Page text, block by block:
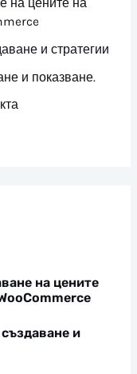
на цените на
и стратегии
и показване.
на цените
и